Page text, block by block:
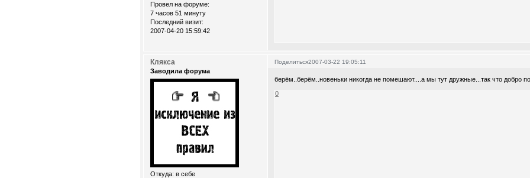
Провел на форуме:
7 часов 51 минуту
Последний визит:
2007-04-20 15:59:42
Поделиться2007-03-22 19:05:11
Клякса
Заводила форума
Откуда: в себе
берём..берём..новеньки никогда не помешают....а мы тут дружные...так что добро
0